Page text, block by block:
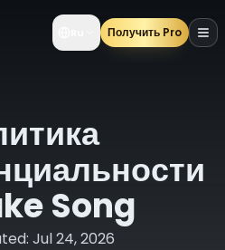
Получить Pro
Song
Jul 24, 2026